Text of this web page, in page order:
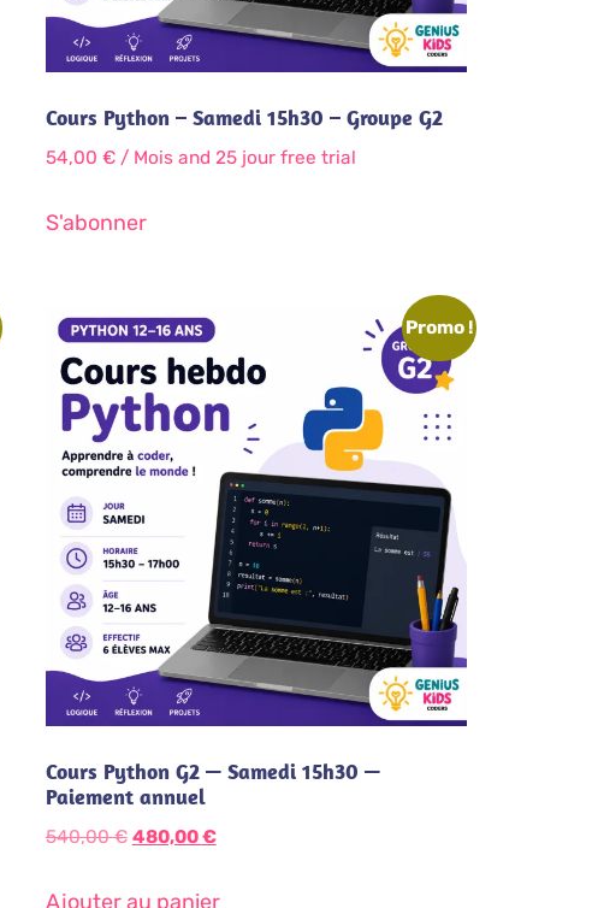
Cours Python – Samedi 15h30 – Groupe G2
54,00 €/ Mois and 25 jour free trial
S'abonner
Promo !
Cours Python G2 — Samedi 15h30 —
Paiement annuel
540,00€ 480,00€
Ajouter au panier